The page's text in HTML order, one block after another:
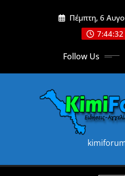
Πέμπτη, 6
7:44:34
Follow Us